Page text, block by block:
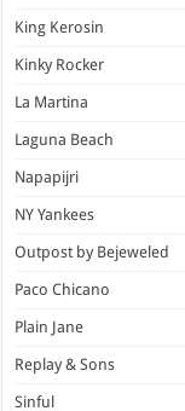
King Kerosin
Kinky Rocker
La Martina
Laguna Beach
Napapijri
NY Yankees
Outpost by Bejeweled
Paco Chicano
Plain Jane
Replay & Sons
Sinful